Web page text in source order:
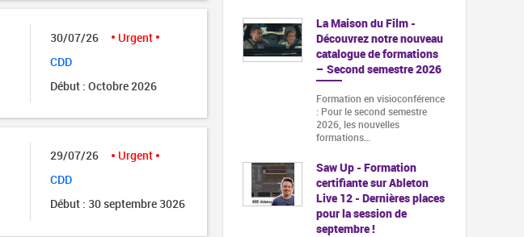
30/07/26
Urgent
CDD
Début : Octobre 2026
29/07/26
Urgent
CDD
Début : 30 septembre 3026
La Maison du Film -
Découvrez notre nouveau
catalogue de formations
– Second semestre 2026
Formation en visioconférence
: Pour le second semestre
2026, les nouvelles
formations…
Saw Up - Formation
certifiante sur Ableton
Live 12 - Dernières places
pour la session de
septembre !